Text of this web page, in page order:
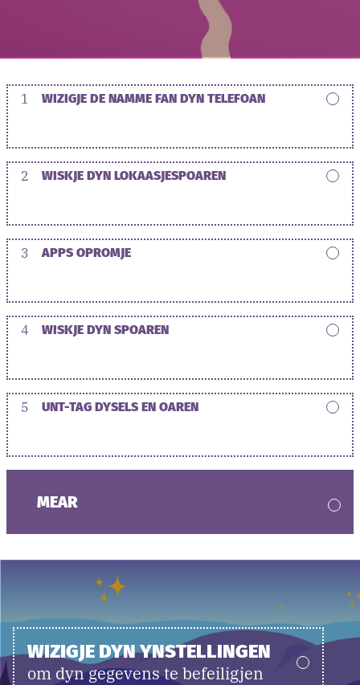
1 WIZIGJE DE NAMME FAN DYN TELEFOAN
2 WISKJE DYN LOKAASJESPOAREN
3 APPS OPROMJE
4 WISKJE DYN SPOAREN
5 UNT-TAG DYSELS EN OAREN
MEAR
WIZIGJE DYN YNSTELLINGEN
om dyn gegevens te befeiligjen